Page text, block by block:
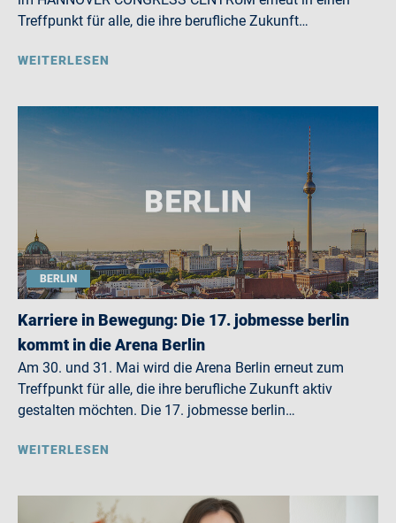
Treffpunkt für alle, die ihre berufliche Zukunft…
WEITERLESEN
BERLIN
Karriere in Bewegung: Die 17. jobmesse berlin
kommt in die Arena Berlin
Am 30. und 31. Mai wird die Arena Berlin erneut zum
Treffpunkt für alle, die ihre berufliche Zukunft aktiv
gestalten möchten. Die 17. jobmesse berlin…
WEITERLESEN